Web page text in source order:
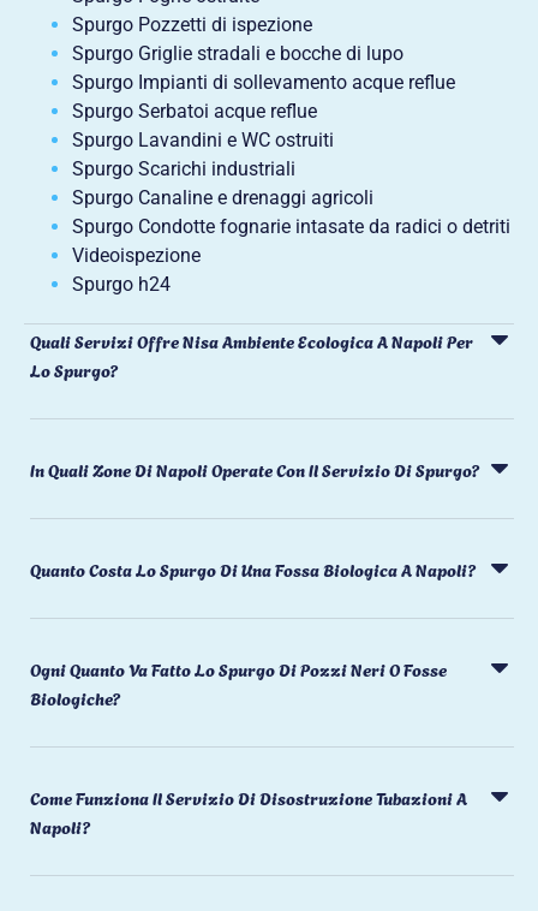
Spurgo Pozzetti di ispezione
Spurgo Griglie stradali e bocche di lupo
Spurgo Impianti di sollevamento acque reflue
Spurgo Serbatoi acque reflue
Spurgo Lavandini e WC ostruiti
Spurgo Scarichi industriali
Spurgo Canaline e drenaggi agricoli
Spurgo Condotte fognarie intasate da radici o detriti
Videoispezione
Spurgo h24
Quali Servizi Offre Nisa Ambiente Ecologica A Napoli Per
Lo Spurgo?
In Quali Zone Di Napoli Operate Con Il Servizio Di Spurgo?
Quanto Costa Lo Spurgo Di Una Fossa Biologica A Napoli?
Ogni Quanto Va Fatto Lo Spurgo Di Pozzi Neri O Fosse
Biologiche?
Come Funziona Il Servizio Di Disostruzione Tubazioni A
Napoli?